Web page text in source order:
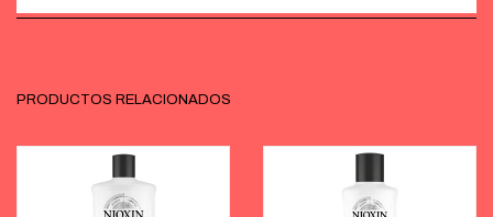
PRODUCTOS RELACIONADOS